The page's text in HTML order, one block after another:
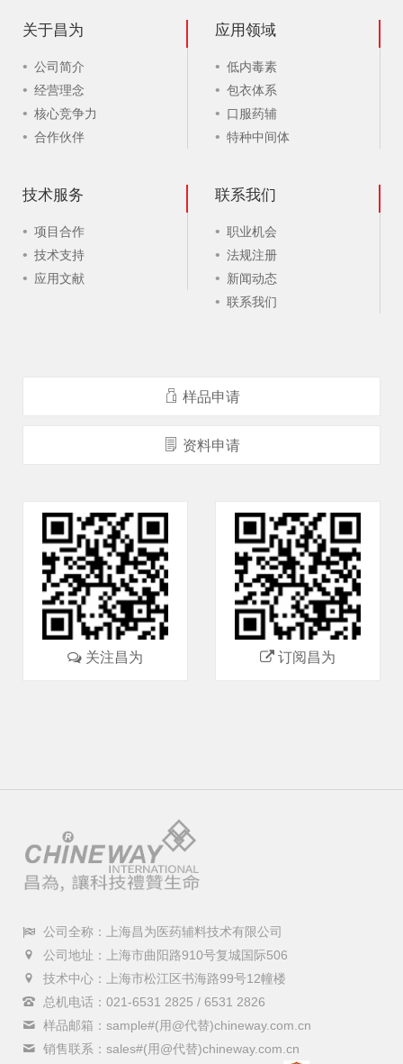
关于昌为
公司简介
经营理念
核心竞争力
合作伙伴
应用领域
低内毒素
包衣体系
口服药辅
特种中间体
技术服务
项目合作
技术支持
应用文献
联系我们
职业机会
法规注册
新闻动态
联系我们
样品申请
资料申请
关注昌为 订阅昌为
公司全称：上海昌为医药辅料技术有限公司
公司地址：上海市曲阳路910号复城国际506
技术中心：上海市松江区书海路99号12幢楼
总机电话：021-6531 2825 / 6531 2826
样品邮箱：sample#(用@代替)chineway.com.cn
销售联系：sales#(用@代替)chineway.com.cn